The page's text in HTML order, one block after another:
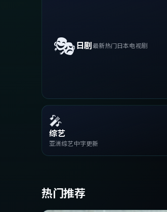
🎭日剧最新热门日本电视剧
🎤
综艺
亚洲综艺中字更新
热门推荐